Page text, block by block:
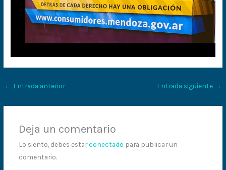
← Entrada anterior Entrada siguiente →
Deja un comentario
Lo siento, debes estarconectado para publicar un
comentario.